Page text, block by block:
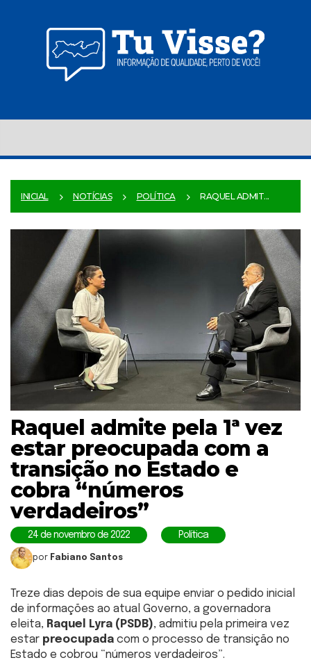
INICIAL NOTÍCIAS POLÍTICA RAQUEL ADMIT...
Raquel admite pela 1ª vez
estar preocupada com a
transição no Estado e
cobra “números
verdadeiros”
24 de novembro de 2022 Política
por Fabiano Santos
Treze dias depois de sua equipe enviar o pedido inicial
de informações ao atual Governo, a governadora
eleita, Raquel Lyra (PSDB), admitiu pela primeira vez
estar preocupada com o processo de transição no
Estado e cobrou “números verdadeiros”.